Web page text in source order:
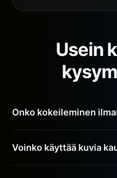
Usein
Onko kokeileminen
Nano Banana Pron
Voinko käyttää kuvia